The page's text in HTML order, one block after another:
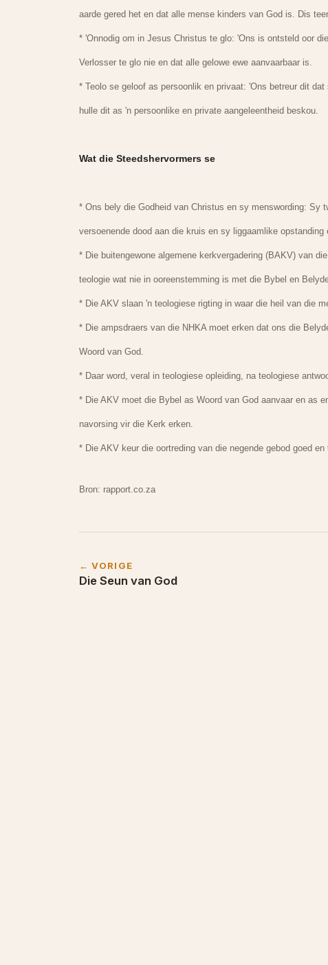
aarde gered het en dat alle mense kinders van God is. Dis
* 'Onnodig om in Jesus Christus te glo: 'Ons is ontsteld oor
Verlosser te glo nie en dat alle gelowe ewe aanvaarbaar is.
* Teolo se geloof as persoonlik en privaat: 'Ons betreur dit
hulle dit as 'n persoonlike en private aangeleentheid beskou.
Wat die Steedshervormers se
* Ons bely die Godheid van Christus en sy menswording: Sy
versoenende dood aan die kruis en sy liggaamlike opstanding
* Die buitengewone algemene kerkvergadering (BAKV) van
teologie wat nie in ooreenstemming is met die Bybel en
* Die AKV slaan 'n teologiese rigting in waar die heil van die
* Die ampsdraers van die NHKA moet erken dat ons die
Woord van God.
* Daar word, veral in teologiese opleiding, na teologiese
* Die AKV moet die Bybel as Woord van God aanvaar en as
navorsing vir die Kerk erken.
* Die AKV keur die oortreding van die negende gebod goed
Bron: rapport.co.za
← VORIGE
Die Seun van God